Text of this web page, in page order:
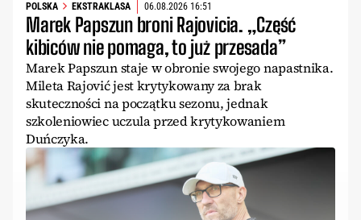
POLSKA EKSTRAKLASA 06.08.2026 16:51
Marek Papszun broni Rajovicia. „Część
kibiców nie pomaga, to już przesada”
Marek Papszun staje w obronie swojego napastnika.
Mileta Rajović jest krytykowany za brak
skuteczności na początku sezonu, jednak
szkoleniowiec uczula przed krytykowaniem
Duńczyka.